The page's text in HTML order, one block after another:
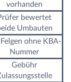
vorhanden
bewertet
Umbauten
Felgen ohne KBA-
Nummer
Gebühr